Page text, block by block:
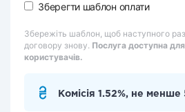
Зберегти шаблон оплати
Збережіть шаблон, щоб наступного
договору знову. Послуга доступна
користувачів.
Комісія 1.52%, не менше